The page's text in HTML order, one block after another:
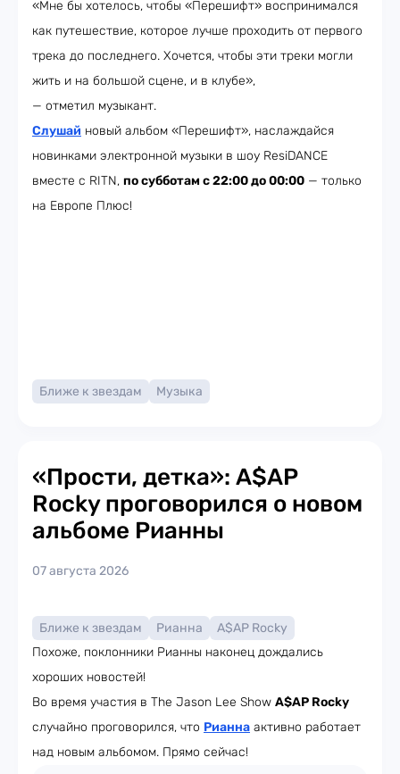
«Мне бы хотелось, чтобы «Перешифт» воспринимался
как путешествие, которое лучше проходить от первого
трека до последнего. Хочется, чтобы эти треки могли
жить и на большой сцене, и в клубе»,
— отметил музыкант.
Слушай новый альбом «Перешифт», наслаждайся
новинками электронной музыки в шоу ResiDANCE
вместе с RITN, по субботам с 22:00 до 00:00 — только
на Европе Плюс!​
Ближе к звездам Музыка
«Прости, детка»: A$AP
Rocky проговорился о новом
альбоме Рианны
07 августа 2026
Ближе к звездам Рианна
A$AP Rocky
Похоже, поклонники Рианны наконец дождались
хороших новостей!
Во время участия в The Jason Lee Show A$AP Rocky
случайно проговорился, что Рианна активно работает
над новым альбомом. Прямо сейчас!